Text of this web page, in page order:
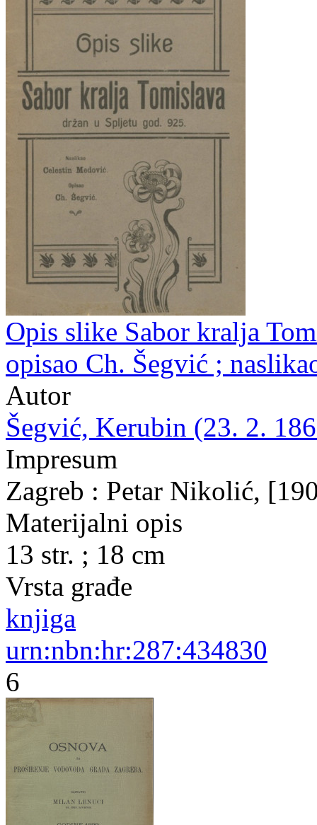
Opis slike Sabor kralja
opisao Ch. Šegvić ;
Autor
Šegvić, Kerubin (23. 2.
Impresum
Zagreb : Petar Nikolić,
Materijalni opis
13 str. ; 18 cm
Vrsta građe
knjiga
urn:nbn:hr:287:434830
6